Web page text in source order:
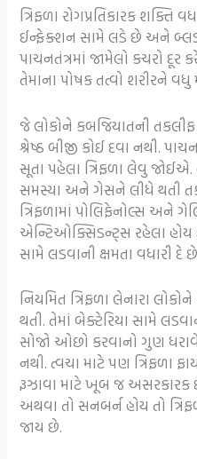
ત્રિફળા રોગપ્રતિકારક શક્તિ
ઈન્ફેક્શન સામે લડે છે અને
પાચનતંત્રમાં જામેલો કચરો
તેમાના પોષક તત્વો શરીરને વધુ
જે લોકોને કબજિયાતની તકલીફ
શ્રેષ્ઠ બીજી કોઈ દવા નથી.
સૂતા પહેલા ત્રિફળા લેવુ
સમસ્યા અને ગેસને લીધે થતી
ત્રિફળામાં પોલિફેનોલ્સ અને
એન્ટિઓક્સિડન્ટ્સ રહેલા હોય
સામે લડવાની ક્ષમતા વધારી દે
નિયમિત ત્રિફળા લેનારા
થતી. તેમાં બેક્ટેરિયા સામે
સોજો ઓછો કરવાનો ગુણ
નથી. ત્વચા માટે પણ ત્રિફળા
રૂઝાવા માટે ખૂબ જ અસરકારક
અથવા તો સનબર્ન હોય તો
જાય છે.